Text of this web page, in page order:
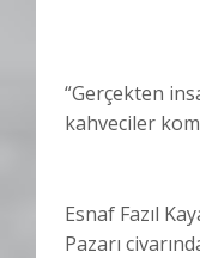
“Gerçekten
kahveciler
Esnaf Fazıl
Pazarı